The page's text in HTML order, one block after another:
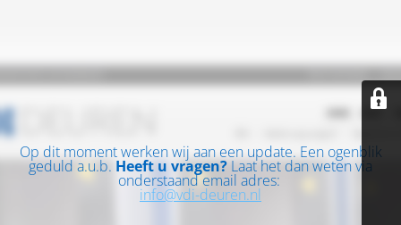
Op dit moment werken wij aan een update. Een ogenblik
geduld a.u.b. Heeft u vragen? Laat het dan weten via
onderstaand email adres:
info@vdi-deuren.nl